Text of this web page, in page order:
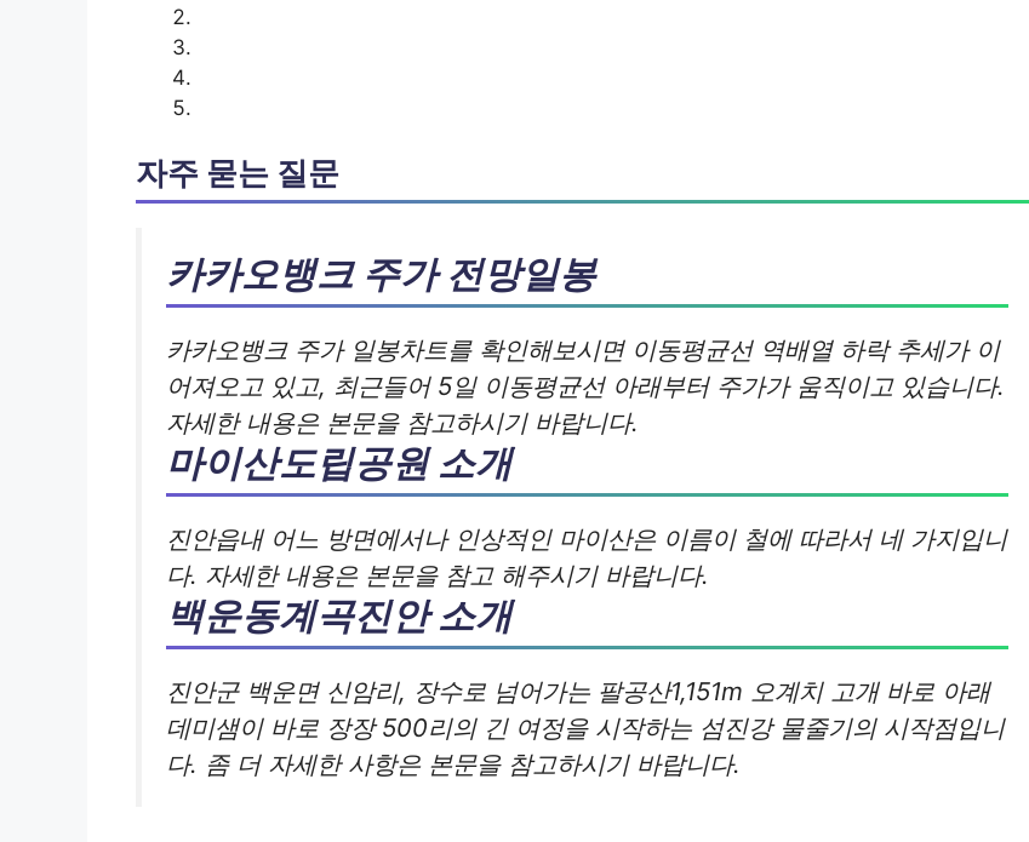
자주 묻는 질문
카카오뱅크 주가 전망일봉
카카오뱅크 주가 일봉차트를 확인해보시면 이동평균선 역배열 하락 추세가 이
어져오고 있고, 최근들어 5일 이동평균선 아래부터 주가가 움직이고 있습니다.
자세한 내용은 본문을 참고하시기 바랍니다.
마이산도립공원 소개
진안읍내 어느 방면에서나 인상적인 마이산은 이름이 철에 따라서 네 가지입니
다. 자세한 내용은 본문을 참고 해주시기 바랍니다.
백운동계곡진안 소개
진안군 백운면 신암리, 장수로 넘어가는 팔공산1,151m 오계치 고개 바로 아래
데미샘이 바로 장장 500리의 긴 여정을 시작하는 섬진강 물줄기의 시작점입니
다. 좀 더 자세한 사항은 본문을 참고하시기 바랍니다.